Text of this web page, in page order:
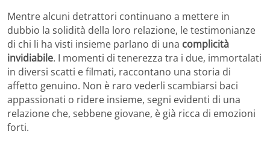
Mentre alcuni detrattori continuano a mettere in
dubbio la solidità della loro relazione, le testimonianze
di chi li ha visti insieme parlano di una complicità
invidiabile. I momenti di tenerezza tra i due, immortalati
in diversi scatti e filmati, raccontano una storia di
affetto genuino. Non è raro vederli scambiarsi baci
appassionati o ridere insieme, segni evidenti di una
relazione che, sebbene giovane, è già ricca di emozioni
forti.